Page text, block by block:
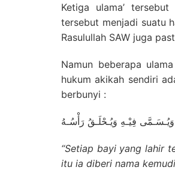
Ketiga ulama’
tersebut menjadi suatu
Rasulullah SAW juga
Namun beberapa
hukum akikah sendiri
berbunyi :
وَيُـسَـمَّى فِيْـهِ وَيُـحْلَـقُ رَأْسُـهُ
“Setiap bayi yang lahir
itu ia diberi nama